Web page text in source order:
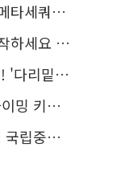
둘레길 15코스
에디션25'
' 무료 상영
이 체력장
나무 명소